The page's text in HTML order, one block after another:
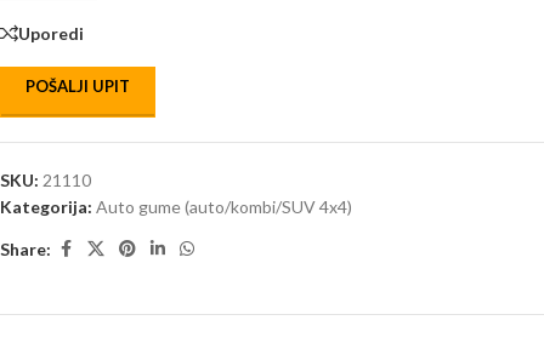
Uporedi
POŠALJI UPIT
SKU: 21110
Kategorija: Auto gume (auto/kombi/SUV 4x4)
Share: